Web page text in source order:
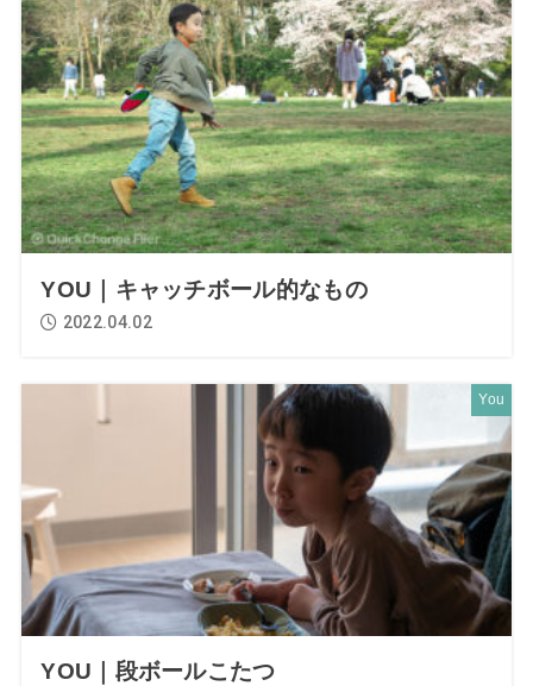
YOU｜キャッチボール的なもの
2022.04.02
You
YOU｜段ボールこたつ